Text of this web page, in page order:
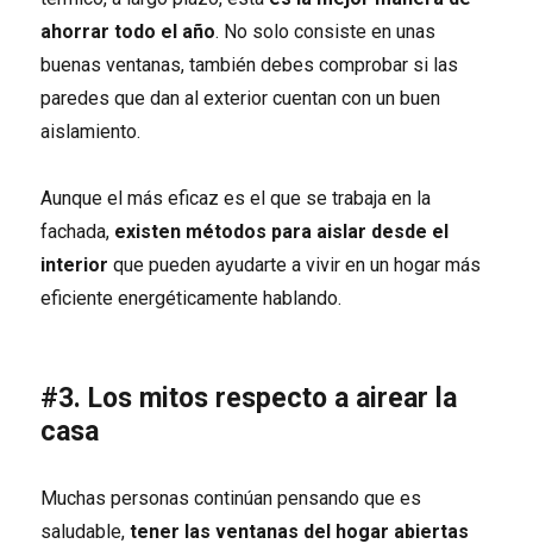
ahorrar todo el año. No solo consiste en unas
buenas ventanas, también debes comprobar si las
paredes que dan al exterior cuentan con un buen
aislamiento.
Aunque el más eficaz es el que se trabaja en la
fachada, existen métodos para aislar desde el
interior que pueden ayudarte a vivir en un hogar más
eficiente energéticamente hablando.
#3. Los mitos respecto a airear la
casa
Muchas personas continúan pensando que es
saludable,tener las ventanas del hogar abiertas